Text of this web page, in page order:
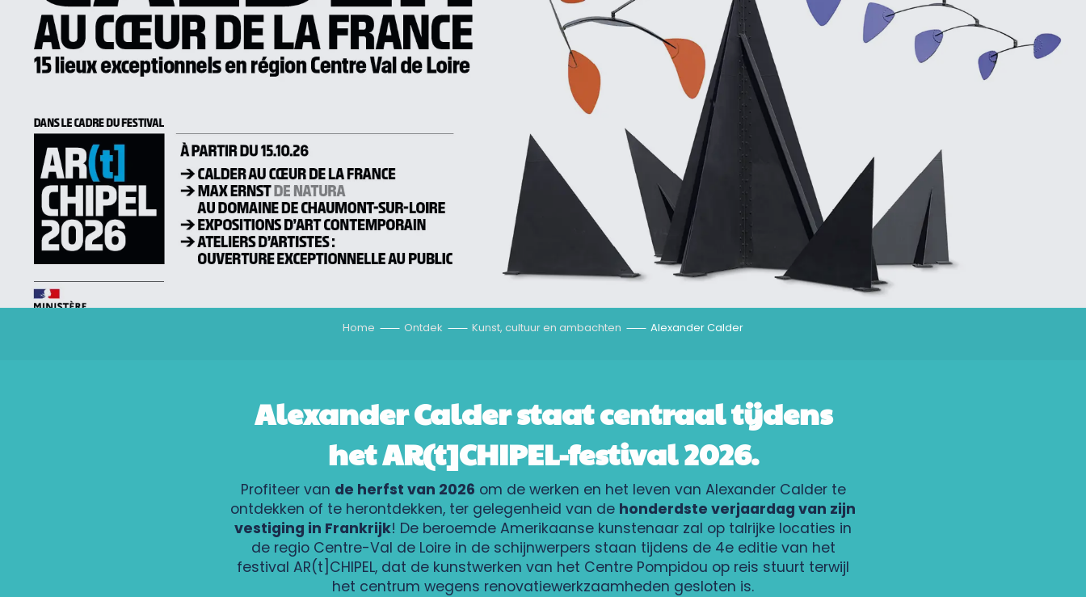
Home Ontdek Kunst, cultuur en ambachten Alexander Calder
ALEXANDER CALDER
Alexander Calder staat centraal tijdens
het AR(t]CHIPEL-festival 2026.
Profiteer van de herfst van 2026 om de werken en het leven van Alexander Calder te
ontdekken of te herontdekken, ter gelegenheid van de honderdste verjaardag van zijn
vestiging in Frankrijk! De beroemde Amerikaanse kunstenaar zal op talrijke locaties in
de regio Centre-Val de Loire in de schijnwerpers staan tijdens de 4e editie van het
festival AR(t]CHIPEL, dat de kunstwerken van het Centre Pompidou op reis stuurt terwijl
het centrum wegens renovatiewerkzaamheden gesloten is.